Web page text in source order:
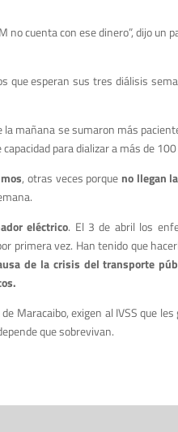
no cuenta con ese dinero”, dijo un
esperan sus tres diálisis
mañana se sumaron más
para dializar a más de
, otras veces porque no llegan
eléctrico. El 3 de abril los
primera vez. Han tenido que
de la crisis del transporte
Maracaibo, exigen al IVSS que
que sobrevivan.